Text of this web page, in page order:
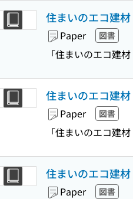
住まいのエコ建
Paper 図書
「住まいのエコ建
住まいのエコ建
Paper 図書
「住まいのエコ建
住まいのエコ建
Paper 図書